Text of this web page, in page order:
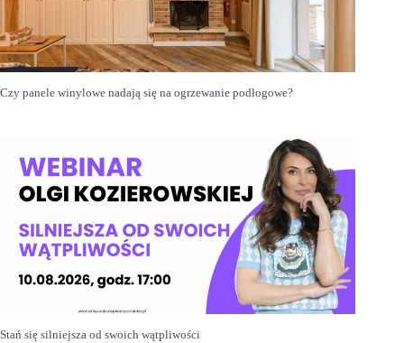
Czy panele winylowe nadają się na ogrzewanie podłogowe?
Stań się silniejsza od swoich wątpliwości